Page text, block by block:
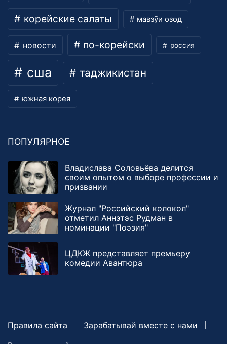
корейские салаты мавзӯи озод
новости по-корейски россия
сша таджикистан
южная корея
ПОПУЛЯРНОЕ
Владислава Соловьёва делится
своим опытом о выборе профессии и
призвании
Журнал "Российский колокол"
отметил Аннэтэс Рудман в
номинации "Поэзия"
ЦДКЖ представляет премьеру
комедии Авантюра
Правила сайта
Зарабатывай вместе с нами